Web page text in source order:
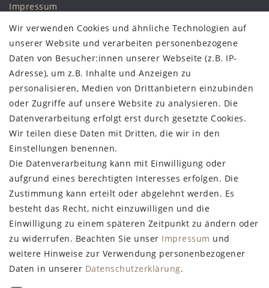
Impressum
Vertrag widerrufen
STAY CONNECTED
Wir verwenden Cookies und ähnliche Technologien auf
unserer Website und verarbeiten personenbezogene
Daten von Besucher:innen unserer Webseite (z.B. IP-
Adresse), um z.B. Inhalte und Anzeigen zu
personalisieren, Medien von Drittanbietern einzubinden
oder Zugriffe auf unsere Website zu analysieren. Die
Datenverarbeitung erfolgt erst durch gesetzte Cookies.
Wir teilen diese Daten mit Dritten, die wir in den
Einstellungen benennen.
Die Datenverarbeitung kann mit Einwilligung oder
aufgrund eines berechtigten Interesses erfolgen. Die
Zustimmung kann erteilt oder abgelehnt werden. Es
besteht das Recht, nicht einzuwilligen und die
Einwilligung zu einem späteren Zeitpunkt zu ändern oder
zu widerrufen. Beachten Sie unser Impressum und
weitere Hinweise zur Verwendung personenbezogener
Daten in unserer Daten­schutz­erklärung.